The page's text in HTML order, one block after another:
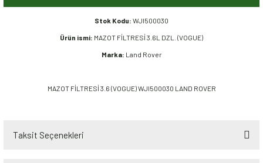
Stok Kodu: WJI500030
Ürün ismi: MAZOT FİLTRESİ 3.6L DZL. (VOGUE)
Marka: Land Rover
MAZOT FİLTRESİ 3.6 (VOGUE) WJI500030 LAND ROVER
Taksit Seçenekleri